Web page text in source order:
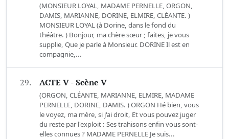
(MONSIEUR LOYAL, MADAME PERNELLE, ORGON,
DAMIS, MARIANNE, DORINE, ELMIRE, CLÉANTE. )
MONSIEUR LOYAL (à Dorine, dans le fond du
théâtre. ) Bonjour, ma chère sœur ; faites, je vous
supplie, Que je parle à Monsieur. DORINE Il est en
compagnie,...
29. ACTE V - Scène V
(ORGON, CLÉANTE, MARIANNE, ELMIRE, MADAME
PERNELLE, DORINE, DAMIS. ) ORGON Hé bien, vous
le voyez, ma mère, si j'ai droit, Et vous pouvez juger
du reste par l'exploit : Ses trahisons enfin vous sont-
elles connues ? MADAME PERNELLE Je suis...